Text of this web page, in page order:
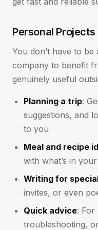
Personal
You don’t have to
company to benefit
genuinely useful
Planning a trip:
suggestions, and
to you
Meal and recipe
with what’s in
Writing for
invites, or even
Quick advice: For
troubleshooting,